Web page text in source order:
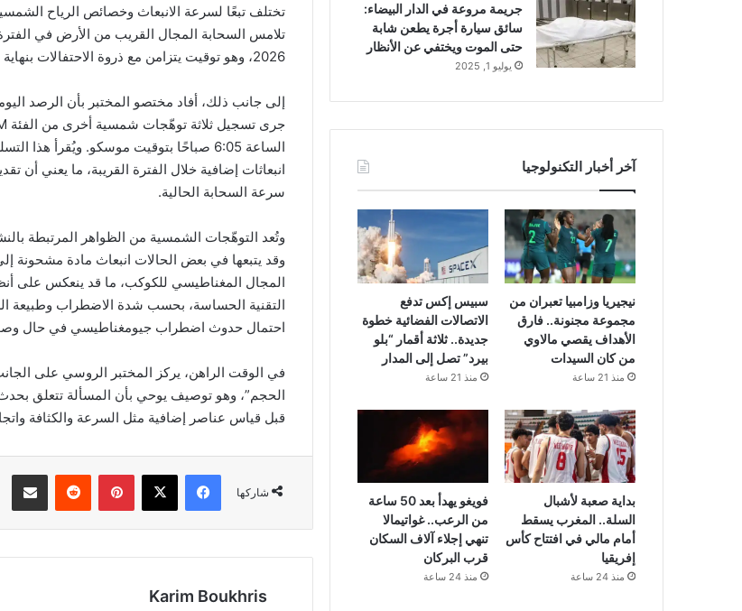
تختلف تبعًا لسرعة الانبعاث وخصائص الرياح
2026، وهو توقيت يتزامن مع ذروة الاحتفالات بنهاية العام وبداية عام جديد.
إلى جانب ذلك، أفاد مختصو المختبر بأن الرصد
الساعة 6:05 صباحًا بتوقيت موسكو.
انبعاثات إضافية خلال الفترة القريبة، ما يعني
سرعة السحابة الحالية.
وتُعد التوهّجات الشمسية من الظواهر المرتبطة
وقد يتبعها في بعض الحالات انبعاث مادة مشحونة
المجال المغناطيسي للكوكب، ما قد ينعكس على
التقنية الحساسة، بحسب شدة الاضطراب وطبيعة
احتمال حدوث اضطراب جيومغناطيسي في حال
في الوقت الراهن، يركز المختبر الروسي على
الحجم”، وهو توصيف يوحي بأن المسألة تتعلق
قبل قياس عناصر إضافية مثل السرعة والكثافة
شاركها
فيسبوك ‫X بينتيريست مشاركة
Karim Boukhris
جريمة مروعة في الدار البيضاء:
سائق سيارة أجرة يطعن شابة
حتى الموت ويختفي عن الأنظار
يوليو 1, 2025
آخر أخبار التكنولوجيا
نيجيريا وزامبيا تعبران من
مجموعة مجنونة.. فارق
الأهداف يقصي مالاوي
من كان السيدات
منذ 21 ساعة
سبيس إكس تدفع
الاتصالات الفضائية خطوة
جديدة.. ثلاثة أقمار “بلو
بيرد” تصل إلى المدار
منذ 21 ساعة
بداية صعبة لأشبال
السلة.. المغرب يسقط
أمام مالي في افتتاح كأس
إفريقيا
منذ 24 ساعة
فويغو يهدأ بعد 50 ساعة
من الرعب.. غواتيمالا
تنهي إجلاء آلاف السكان
قرب البركان
منذ 24 ساعة